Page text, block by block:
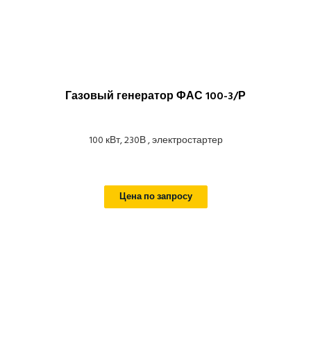
Газовый генератор ФАС 100-3/Р
100 кВт, 230В , электростартер
Цена по запросу